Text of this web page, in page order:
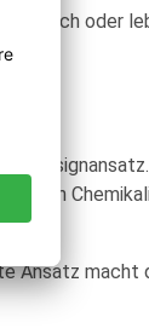
oder
Ansatz macht